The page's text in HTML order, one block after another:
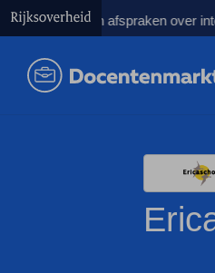
afspraken over